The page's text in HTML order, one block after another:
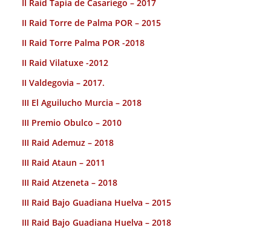
II Raid Tapia de Casariego – 2017
II Raid Torre de Palma POR – 2015
II Raid Torre Palma POR -2018
II Raid Vilatuxe -2012
II Valdegovia – 2017.
III El Aguilucho Murcia – 2018
III Premio Obulco – 2010
III Raid Ademuz – 2018
III Raid Ataun – 2011
III Raid Atzeneta – 2018
III Raid Bajo Guadiana Huelva – 2015
III Raid Bajo Guadiana Huelva – 2018